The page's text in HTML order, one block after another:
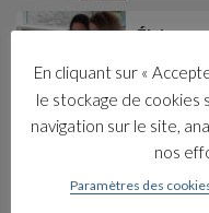
Élaborer
17 juin 2026
Collections
En cliquant sur «
le stockage de cookies
navigation sur le site,
nos
Paramètres des